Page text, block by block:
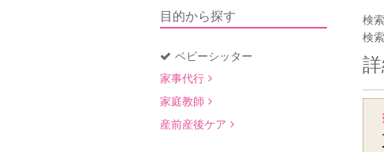
目的から探す
ベビーシッター
家事代行
家庭教師
産前産後ケア
検
検